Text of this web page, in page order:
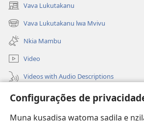
Configurações de
Muna kusadisa watoma sadila e
Vava Lukutakanu
(opens
new
window)
Vava Lukutakanu lwa Mvivu
(opens
new
window)
Nkia Mambu
Video
Videos with Audio Descriptions
Vavulula